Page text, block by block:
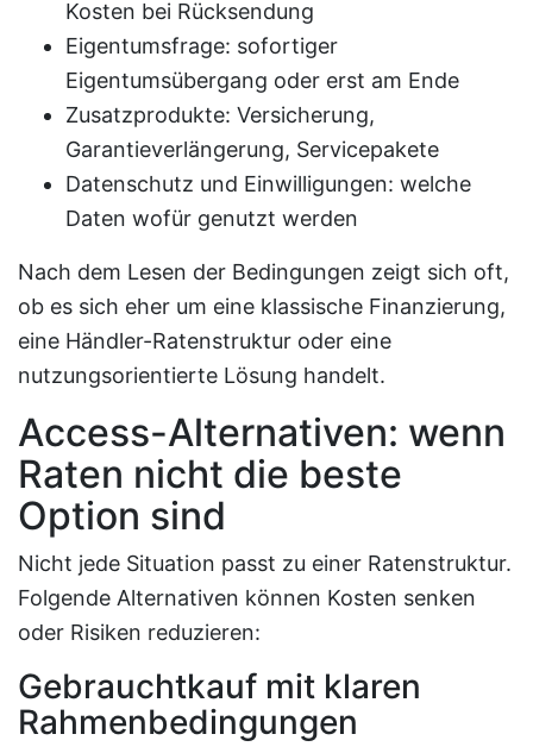
Kosten bei Rücksendung
Eigentumsfrage: sofortiger
Eigentumsübergang oder erst am Ende
Zusatzprodukte: Versicherung,
Garantieverlängerung, Servicepakete
Datenschutz und Einwilligungen: welche
Daten wofür genutzt werden
Nach dem Lesen der Bedingungen zeigt sich oft,
ob es sich eher um eine klassische Finanzierung,
eine Händler-Ratenstruktur oder eine
nutzungsorientierte Lösung handelt.
Access-Alternativen: wenn
Raten nicht die beste
Option sind
Nicht jede Situation passt zu einer Ratenstruktur.
Folgende Alternativen können Kosten senken
oder Risiken reduzieren:
Gebrauchtkauf mit klaren
Rahmenbedingungen